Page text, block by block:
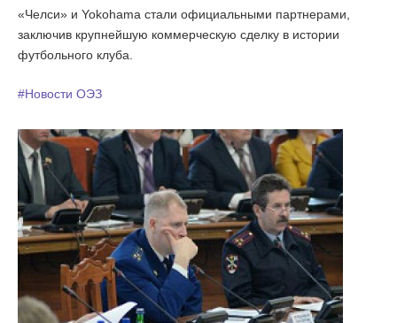
«Челси» и Yokohama стали официальными партнерами,
заключив крупнейшую коммерческую сделку в истории
футбольного клуба.
#Новости ОЭЗ